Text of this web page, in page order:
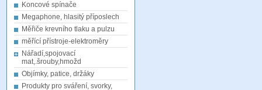
Koncové spínače
Megaphone, hlasitý příposlech
Měřiče krevního tlaku a pulzu
měřící přístroje-elektroměry
Nářadí,spojovací
mat,.šrouby,hmožd
Objímky, patice, držáky
Produkty pro sváření, svorky,